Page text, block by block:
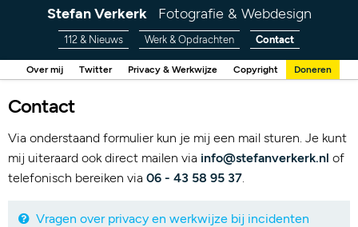
Stefan Verkerk Fotografie & Webdesign
112 & Nieuws Werk & Opdrachten Contact
Over mij Twitter Privacy & Werkwijze Copyright Doneren
Contact
Via onderstaand formulier kun je mij een mail sturen. Je kunt
mij uiteraard ook direct mailen via info@stefanverkerk.nl of
telefonisch bereiken via 06 - 43 58 95 37.
Vragen over privacy en werkwijze bij incidenten